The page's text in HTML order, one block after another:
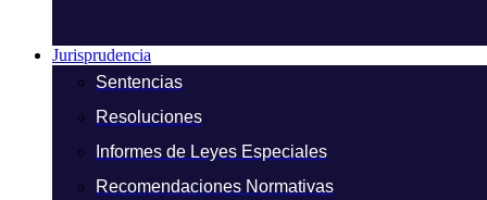
Jurisprudencia
Sentencias
Resoluciones
Informes de Leyes Especiales
Recomendaciones Normativas